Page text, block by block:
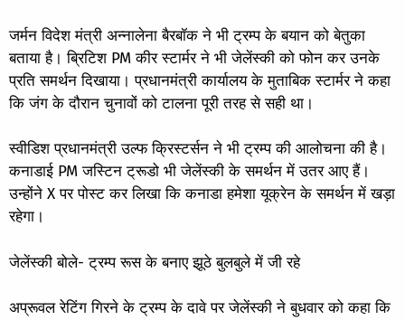
जर्मन विदेश मंत्री अन्नालेना बैरबॉक ने भी ट्रम्प के बयान को बेतुका
बताया है। ब्रिटिश PM कीर स्टार्मर ने भी जेलेंस्की को फोन कर उनके
प्रति समर्थन दिखाया। प्रधानमंत्री कार्यालय के मुताबिक स्टार्मर ने कहा
कि जंग के दौरान चुनावों को टालना पूरी तरह से सही था।
स्वीडिश प्रधानमंत्री उल्फ क्रिस्टर्सन ने भी ट्रम्प की आलोचना की है।
कनाडाई PM जस्टिन ट्रूडो भी जेलेंस्की के समर्थन में उतर आए हैं।
उन्होंने X पर पोस्ट कर लिखा कि कनाडा हमेशा यूक्रेन के समर्थन में खड़ा
रहेगा।
जेलेंस्की बोले- ट्रम्प रूस के बनाए झूठे बुलबुले में जी रहे
अप्रूवल रेटिंग गिरने के ट्रम्प के दावे पर जेलेंस्की ने बुधवार को कहा कि